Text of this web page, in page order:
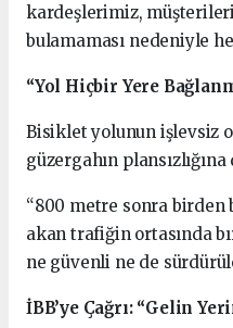
kardeşlerimiz,
bulamaması nedeniyle
“Yol Hiçbir Yere
Bisiklet yolunun işlevsiz
güzergahın
“800 metre sonra
akan trafiğin ortasında
ne güvenli ne de
İBB’ye Çağrı: “Gelin